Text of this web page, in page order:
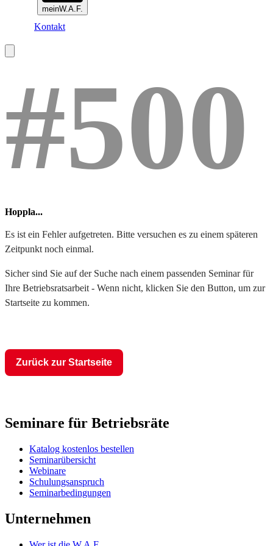
meinW.A.F.
Kontakt
#500
Hoppla...
Es ist ein Fehler aufgetreten. Bitte versuchen es zu einem späteren
Zeitpunkt noch einmal.
Sicher sind Sie auf der Suche nach einem passenden Seminar für
Ihre Betriebsratsarbeit - Wenn nicht, klicken Sie den Button, um zur
Startseite zu kommen.
Zurück zur Startseite
Seminare für Betriebsräte
Katalog kostenlos bestellen
Seminarübersicht
Webinare
Schulungsanspruch
Seminarbedingungen
Unternehmen